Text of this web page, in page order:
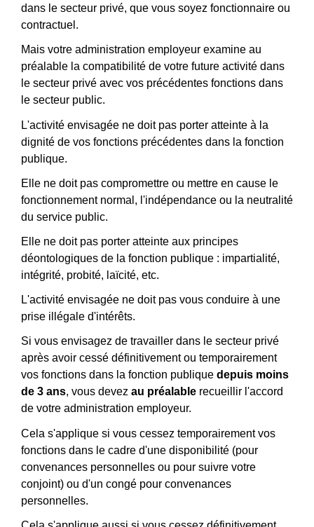
dans le secteur privé, que vous soyez fonctionnaire ou
contractuel.
Mais votre administration employeur examine au
préalable la compatibilité de votre future activité dans
le secteur privé avec vos précédentes fonctions dans
le secteur public.
L'activité envisagée ne doit pas porter atteinte à la
dignité de vos fonctions précédentes dans la fonction
publique.
Elle ne doit pas compromettre ou mettre en cause le
fonctionnement normal, l'indépendance ou la neutralité
du service public.
Elle ne doit pas porter atteinte aux principes
déontologiques de la fonction publique : impartialité,
intégrité, probité, laïcité, etc.
L'activité envisagée ne doit pas vous conduire à une
prise illégale d'intérêts.
Si vous envisagez de travailler dans le secteur privé
après avoir cessé définitivement ou temporairement
vos fonctions dans la fonction publique depuis moins
de 3 ans, vous devez au préalable recueillir l'accord
de votre administration employeur.
Cela s'applique si vous cessez temporairement vos
fonctions dans le cadre d'une disponibilité (pour
convenances personnelles ou pour suivre votre
conjoint) ou d'un congé pour convenances
personnelles.